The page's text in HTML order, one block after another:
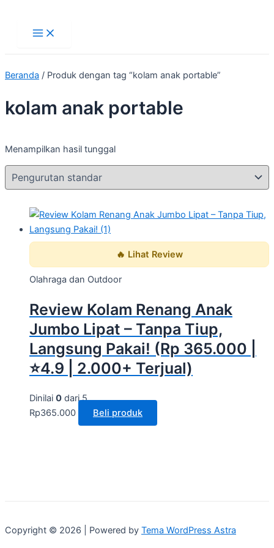
konten
Beranda / Produk dengan tag “kolam anak portable”
kolam anak portable
Menampilkan hasil tunggal
🔥 Lihat Review
Olahraga dan Outdoor
Review Kolam Renang Anak
Jumbo Lipat – Tanpa Tiup,
Langsung Pakai! (Rp 365.000 |
⭐4.9 | 2.000+ Terjual)
Dinilai 0 dari 5
Rp365.000 Beli produk
Copyright © 2026 | Powered by Tema WordPress Astra